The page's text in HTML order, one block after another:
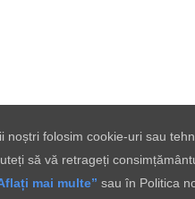
noștri folosim cookie-uri sau
să vă retrageți
mai multe” sau în Politica